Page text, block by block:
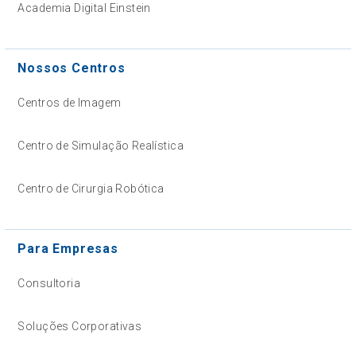
Academia Digital Einstein
Nossos Centros
Centros de Imagem
Centro de Simulação Realística
Centro de Cirurgia Robótica
Para Empresas
Consultoria
Soluções Corporativas